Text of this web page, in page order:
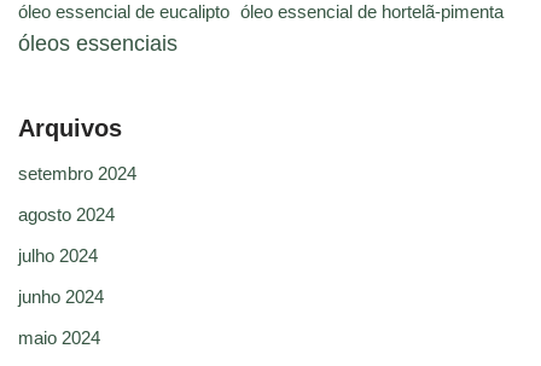
óleo essencial de eucalipto óleo essencial de hortelã-pimenta
óleos essenciais
Arquivos
setembro 2024
agosto 2024
julho 2024
junho 2024
maio 2024